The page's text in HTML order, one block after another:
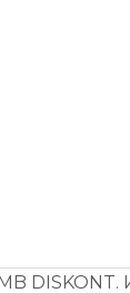
DISKONT.